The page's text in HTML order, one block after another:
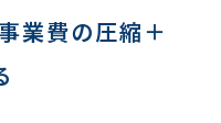
業費の圧縮＋